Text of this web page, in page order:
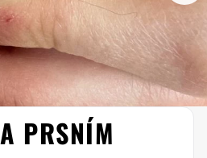
DIGITÁLNÍ DERMATOSKOP
PRSNÍM